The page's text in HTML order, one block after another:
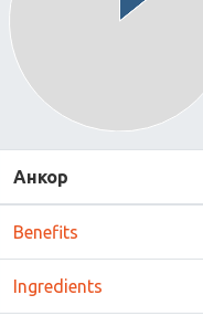
Анкор
Benefits
Ingredients